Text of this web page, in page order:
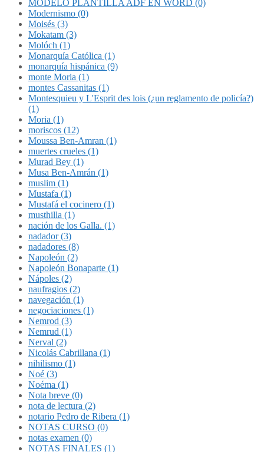
MODELO PLANTILLA ADF EN WORD (0)
Modernismo (0)
Moisés (3)
Mokatam (3)
Molóch (1)
Monarquía Católica (1)
monarquía hispánica (9)
monte Moria (1)
montes Cassanitas (1)
Montesquieu y L'Esprit des lois (¿un reglamento de policía?)
(1)
Moria (1)
moriscos (12)
Moussa Ben-Amran (1)
muertes crueles (1)
Murad Bey (1)
Musa Ben-Amrán (1)
muslim (1)
Mustafa (1)
Mustafá el cocinero (1)
musthilla (1)
nación de los Galla. (1)
nadador (3)
nadadores (8)
Napoleón (2)
Napoleón Bonaparte (1)
Nápoles (2)
naufragios (2)
navegación (1)
negociaciones (1)
Nemrod (3)
Nemrud (1)
Nerval (2)
Nicolás Cabrillana (1)
nihilismo (1)
Noé (3)
Noéma (1)
Nota breve (0)
nota de lectura (2)
notario Pedro de Ribera (1)
NOTAS CURSO (0)
notas examen (0)
NOTAS FINALES (1)